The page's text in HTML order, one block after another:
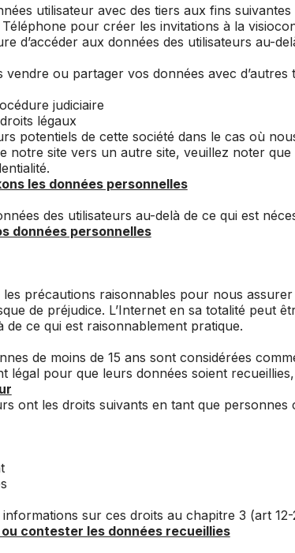
utilisateur avec des tiers aux fins suivantes
pour créer les invitations à la
d’accéder aux données des utilisateurs au-
ou partager vos données avec d’autres
judiciaire
légaux
potentiels de cette société dans le cas où
notre site vers un autre site, veuillez noter
les données personnelles
des utilisateurs au-delà de ce qui est
données personnelles
précautions raisonnables pour nous
de préjudice. L’Internet en sa totalité peut
de ce qui est raisonnablement pratique.
de moins de 15 ans sont considérées
légal pour que leurs données soient
ont les droits suivants en tant que personnes
sur ces droits au chapitre 3 (art 12-
contester les données recueillies